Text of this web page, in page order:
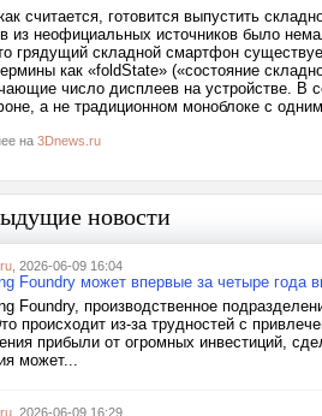
считается, готовится выпустить
из неофициальных источников было
грядущий складной смартфон
как «foldState» («состояние
число дисплеев на устройстве. В
а не традиционном моноблоке с
на 3Dnews.ru
новости
, 2026-06-09 16:04
Foundry может впервые за четыре года
Foundry, производственное
происходит из-за трудностей с
прибыли от огромных инвестиций,
может...
, 2026-06-09 16:29